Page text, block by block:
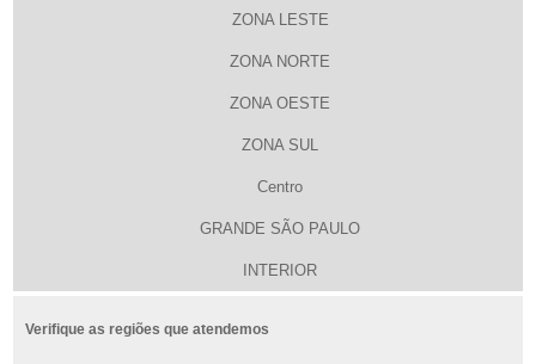
ZONA LESTE
ZONA NORTE
ZONA OESTE
ZONA SUL
Centro
GRANDE SÃO PAULO
INTERIOR
Verifique as regiões que atendemos